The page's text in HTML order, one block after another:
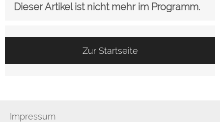
Dieser Artikel ist nicht mehr im Programm.
Zur Startseite
Impressum